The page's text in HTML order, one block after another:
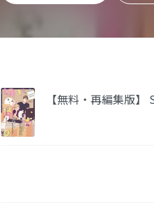
【無料・再編集版